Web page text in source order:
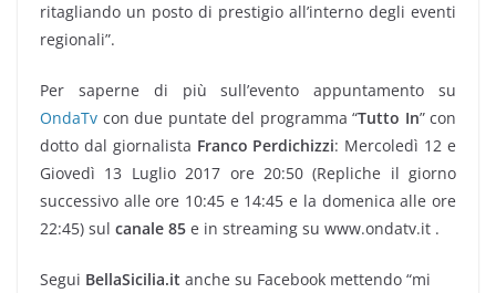
ritagliando un posto di prestigio all’interno degli eventi
regionali”.
Per saperne di più sull’evento appuntamento su
OndaTv con due puntate del programma “Tutto In” con
dotto dal giornalista Franco Perdichizzi: Mercoledì 12 e
Giovedì 13 Luglio 2017 ore 20:50 (Repliche il giorno
successivo alle ore 10:45 e 14:45 e la domenica alle ore
22:45) sul canale 85 e in streaming su www.ondatv.it .
Segui BellaSicilia.it anche su Facebook mettendo “mi